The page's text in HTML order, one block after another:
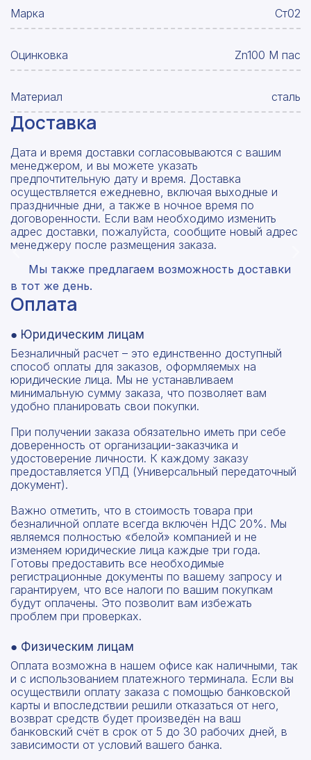
Марка Ст02
Оцинковка Zn100 М пас
Материал сталь
Доставка
Дата и время доставки согласовываются с вашим
менеджером, и вы можете указать
предпочтительную дату и время. Доставка
осуществляется ежедневно, включая выходные и
праздничные дни, а также в ночное время по
договоренности. Если вам необходимо изменить
адрес доставки, пожалуйста, сообщите новый адрес
менеджеру после размещения заказа.
Мы также предлагаем возможность доставки
в тот же день.
Оплата
● Юридическим лицам
Безналичный расчет – это единственно доступный
способ оплаты для заказов, оформляемых на
юридические лица. Мы не устанавливаем
минимальную сумму заказа, что позволяет вам
удобно планировать свои покупки.
При получении заказа обязательно иметь при себе
доверенность от организации-заказчика и
удостоверение личности. К каждому заказу
предоставляется УПД (Универсальный передаточный
документ).
Важно отметить, что в стоимость товара при
безналичной оплате всегда включён НДС 20%. Мы
являемся полностью «белой» компанией и не
изменяем юридические лица каждые три года.
Готовы предоставить все необходимые
регистрационные документы по вашему запросу и
гарантируем, что все налоги по вашим покупкам
будут оплачены. Это позволит вам избежать
проблем при проверках.
● Физическим лицам
Оплата возможна в нашем офисе как наличными, так
и с использованием платежного терминала. Если вы
осуществили оплату заказа с помощью банковской
карты и впоследствии решили отказаться от него,
возврат средств будет произведён на ваш
банковский счёт в срок от 5 до 30 рабочих дней, в
зависимости от условий вашего банка.
Рассчитать смету
Заполните форму ниже, чтобы получить
точный расчет сметы. Мы свяжемся с вами в
кратчайшие сроки.
Прикрепить смету на расчет
Отправить запрос
Даю согласие на обработку персональных данных
Оставьте номер
телефона
Мы свяжемся с вами в ближайшее время!
Предоставим бесплатную консультацию по
нашим товарам и актуальным ценам на
металлопрокат
Заказать звонок
Даю согласие на обработку персональных данных
Форма отправлена,
спасибо!
С вами свяжется наш менеджер.
Форма не отправлена!